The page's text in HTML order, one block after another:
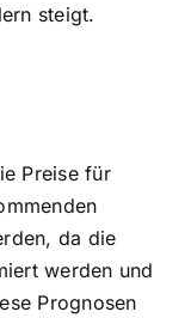
steigt.
Preise für
da die
werden und
Prognosen